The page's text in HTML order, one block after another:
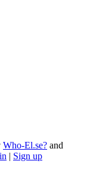
Who-El.se? and
| Sign up